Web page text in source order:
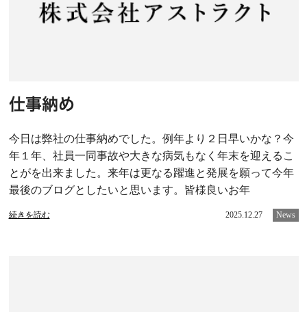
仕事納め
今日は弊社の仕事納めでした。例年より２日早いかな？今
年１年、社員一同事故や大きな病気もなく年末を迎えるこ
とがを出来ました。来年は更なる躍進と発展を願って今年
最後のブログとしたいと思います。皆様良いお年
続きを読む 2025.12.27 News